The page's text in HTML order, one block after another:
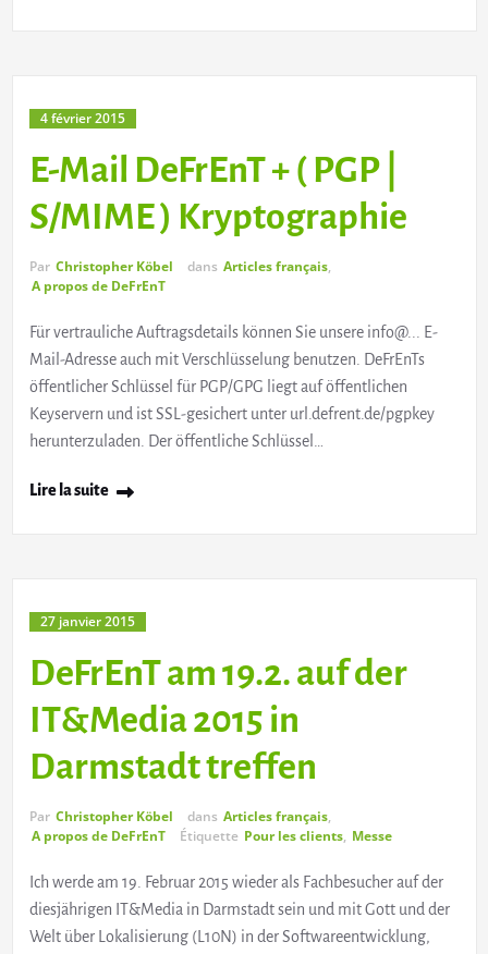
4 février 2015
E-Mail DeFrEnT + ( PGP |
S/MIME ) Kryptographie
Par Christopher Köbel dans Articles français,
A propos de DeFrEnT
Für vertrauliche Auftragsdetails können Sie unsere info@... E-
Mail-Adresse auch mit Verschlüsselung benutzen. DeFrEnTs
öffentlicher Schlüssel für PGP/GPG liegt auf öffentlichen
Keyservern und ist SSL-gesichert unter url.defrent.de/pgpkey
herunterzuladen. Der öffentliche Schlüssel…
Lire la suite
27 janvier 2015
DeFrEnT am 19.2. auf der
IT&Media 2015 in
Darmstadt treffen
Par Christopher Köbel dans Articles français,
A propos de DeFrEnT
Étiquette Pour les clients, Messe
Ich werde am 19. Februar 2015 wieder als Fachbesucher auf der
diesjährigen IT&Media in Darmstadt sein und mit Gott und der
Welt über Lokalisierung (L10N) in der Softwareentwicklung,